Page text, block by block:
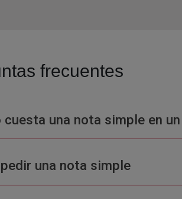
frecuentes
cuesta una nota simple en
una nota simple